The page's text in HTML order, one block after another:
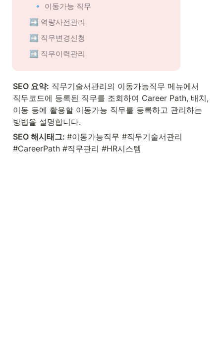
🔹 이동가능 직무
➡️ 역량사전관리
➡️ 직무변경신청
➡️ 직무이력관리
SEO 요약: 직무기술서관리의 이동가능직무 메뉴에서
직무코드에 등록된 직무를 조회하여 Career Path, 배치,
이동 등에 활용할 이동가능 직무를 등록하고 관리하는
방법을 설명합니다.
SEO 해시태그: #이동가능직무 #직무기술서관리
#CareerPath #직무관리 #HR시스템